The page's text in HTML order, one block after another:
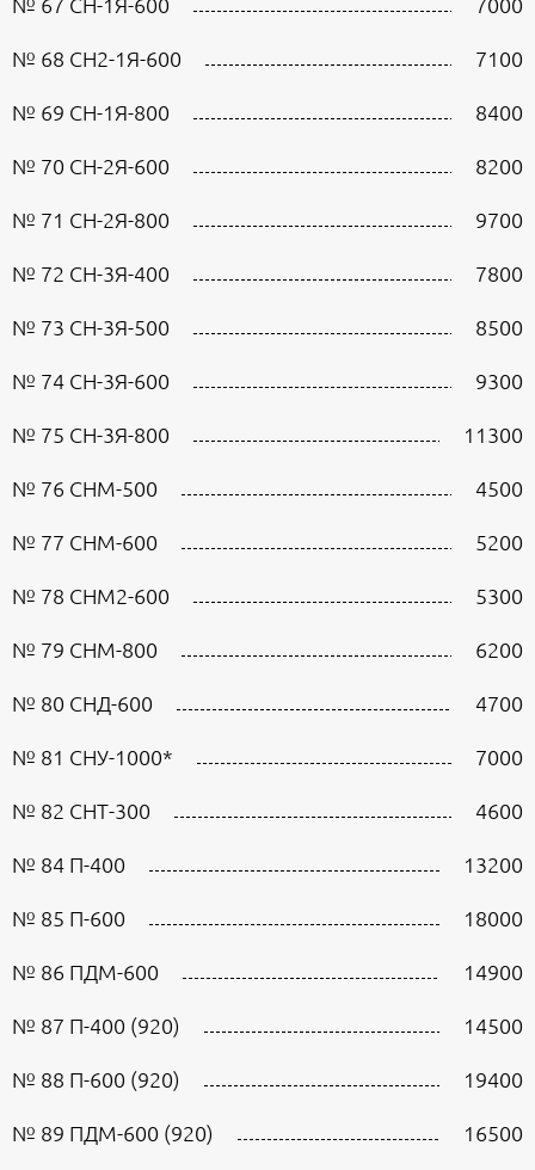
№ 68 СН2-1Я-600
7100
№ 69 СН-1Я-800
8400
№ 70 СН-2Я-600
8200
№ 71 СН-2Я-800
9700
№ 72 СН-3Я-400
7800
№ 73 СН-3Я-500
8500
№ 74 СН-3Я-600
9300
№ 75 СН-3Я-800
11300
№ 76 СНМ-500
4500
№ 77 СНМ-600
5200
№ 78 СНМ2-600
5300
№ 79 СНМ-800
6200
№ 80 СНД-600
4700
№ 81 СНУ-1000*
7000
№ 82 СНТ-300
4600
№ 84 П-400
13200
№ 85 П-600
18000
№ 86 ПДМ-600
14900
№ 87 П-400 (920)
14500
№ 88 П-600 (920)
19400
№ 89 ПДМ-600 (920)
16500